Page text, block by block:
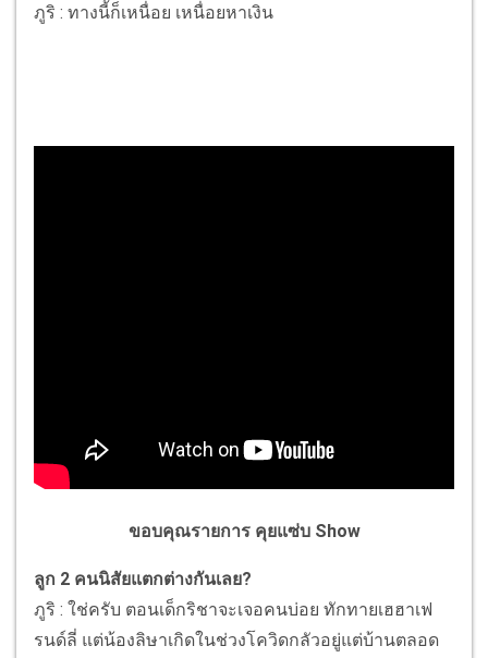
ภูริ : ทางนี้ก็เหนื่อย เหนื่อยหาเงิน
ขอบคุณรายการ คุยแซ่บ Show
ลูก 2 คนนิสัยแตกต่างกันเลย?
ภูริ : ใช่ครับ ตอนเด็กริชาจะเจอคนบ่อย ทักทายเฮฮาเฟ
รนด์ลี่ แต่น้องลิษาเกิดในช่วงโควิดกลัวอยู่แต่บ้านตลอด